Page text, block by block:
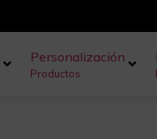
Personalización
Productos